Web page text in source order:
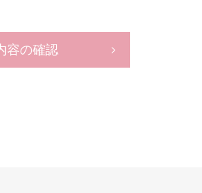
容の確認